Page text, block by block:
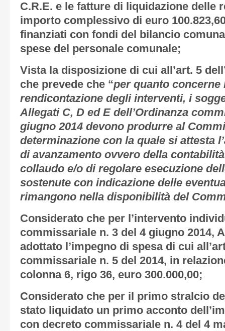
C.R.E. e le fatture di liquidazione delle
importo complessivo di euro
finanziati con fondi del bilancio
spese del personale comunale;
Vistala disposizione di cui all’art. 5
che prevede che “per quanto concerne
rendicontazione degli interventi, i
Allegati C, D ed E dell’Ordinanza
giugno 2014 devono produrre al
determinazione con la quale si attesta
di avanzamento ovvero della
collaudo e/o di regolare esecuzione
sostenute con indicazione delle
rimangono nella disponibilità del
Considerato che per l’intervento
commissariale n. 3 del 4 giugno 2014,
adottato l’impegno di spesa di cui
commissariale n. 5 del 2014, in
colonna 6, rigo 36, euro 300.000,00;
Considerato che per il primo stralcio
stato liquidato un primo acconto
con decreto commissariale n. 4 del 4